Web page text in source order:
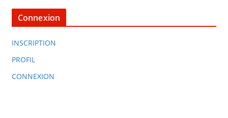
Connexion
INSCRIPTION
PROFIL
CONNEXION